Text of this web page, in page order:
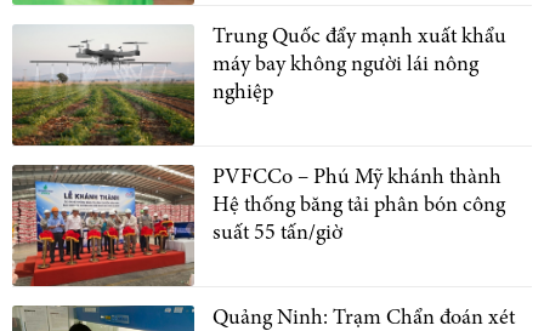
Trung Quốc đẩy mạnh xuất khẩu
máy bay không người lái nông
nghiệp
PVFCCo – Phú Mỹ khánh thành
Hệ thống băng tải phân bón công
suất 55 tấn/giờ
Quảng Ninh: Trạm Chẩn đoán xét